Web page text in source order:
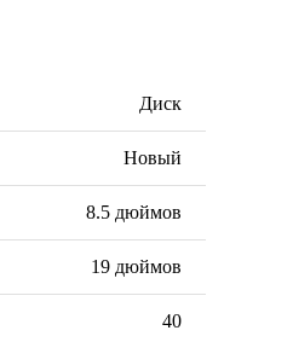
Диск
Новый
8.5 дюймов
19 дюймов
40